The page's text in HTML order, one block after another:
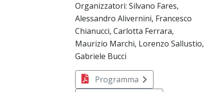
Organizzatori: Silvano Fares,
Alessandro Alivernini, Francesco
Chianucci, Carlotta Ferrara,
Maurizio Marchi, Lorenzo Sallustio,
Gabriele Bucci
Programma